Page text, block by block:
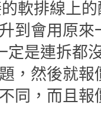
軟排線上
到會用原
定是連拆都
，然後就
同，而且